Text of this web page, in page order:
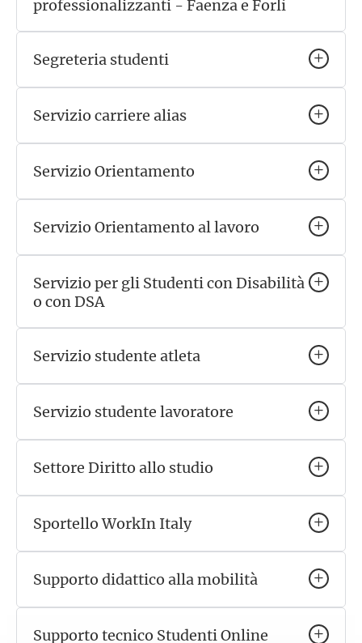
professionalizzanti - Faenza e Forlì
Segreteria studenti
Servizio carriere alias
Servizio Orientamento
Servizio Orientamento al lavoro
Servizio per gli Studenti con Disabilità
o con DSA
Servizio studente atleta
Servizio studente lavoratore
Settore Diritto allo studio
Sportello WorkIn Italy
Supporto didattico alla mobilità
Supporto tecnico Studenti Online